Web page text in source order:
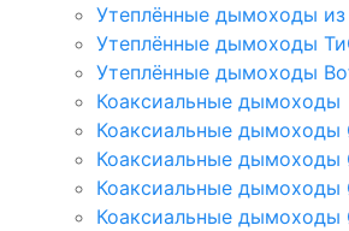
Утеплённые дымоходы
Утеплённые дымоходы
Утеплённые дымоходы
Коаксиальные дымоходы
Коаксиальные дымоходы
Коаксиальные дымоходы
Коаксиальные дымоходы
Коаксиальные дымоходы